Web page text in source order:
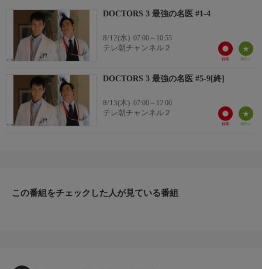
正名僕蔵、滝沢沙織、敦士、斉藤陽一郎、尾崎右宗、阿南敦子、
浅利陽介、小野武彦、伊藤蘭、野際陽子 ほか
DOCTORS 3 最強の名医 #1-4
8/12(水) 07:00～10:55
テレ朝チャンネル２
DOCTORS 3 最強の名医 #5-9[終]
8/13(木) 07:00～12:00
テレ朝チャンネル２
この番組をチェックした人が見ている番組